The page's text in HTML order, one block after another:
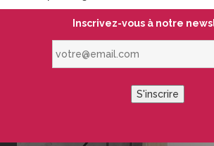
Inscrivez-vous à notre
S'inscrire